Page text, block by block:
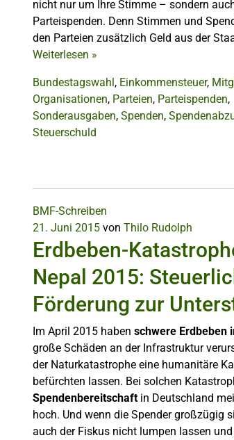
nicht nur um Ihre Stimme – sondern
Parteispenden. Denn Stimmen und
den Parteien zusätzlich Geld aus der
Weiterlesen »
Bundestagswahl, Einkommensteuer,
Organisationen, Parteien, Parteispenden,
Sonderausgaben, Spenden,
Steuerschuld
BMF-Schreiben
21. Juni 2015 von Thilo Rudolph
Erdbeben-
Nepal 2015:
Förderung zur
Im April 2015 haben schwere Erdbeben
große Schäden an der Infrastruktur
der Naturkatastrophe eine humanitäre
befürchten lassen. Bei solchen
Spendenbereitschaftin Deutschland
hoch. Und wenn die Spender großzügig
auch der Fiskus nicht lumpen lassen